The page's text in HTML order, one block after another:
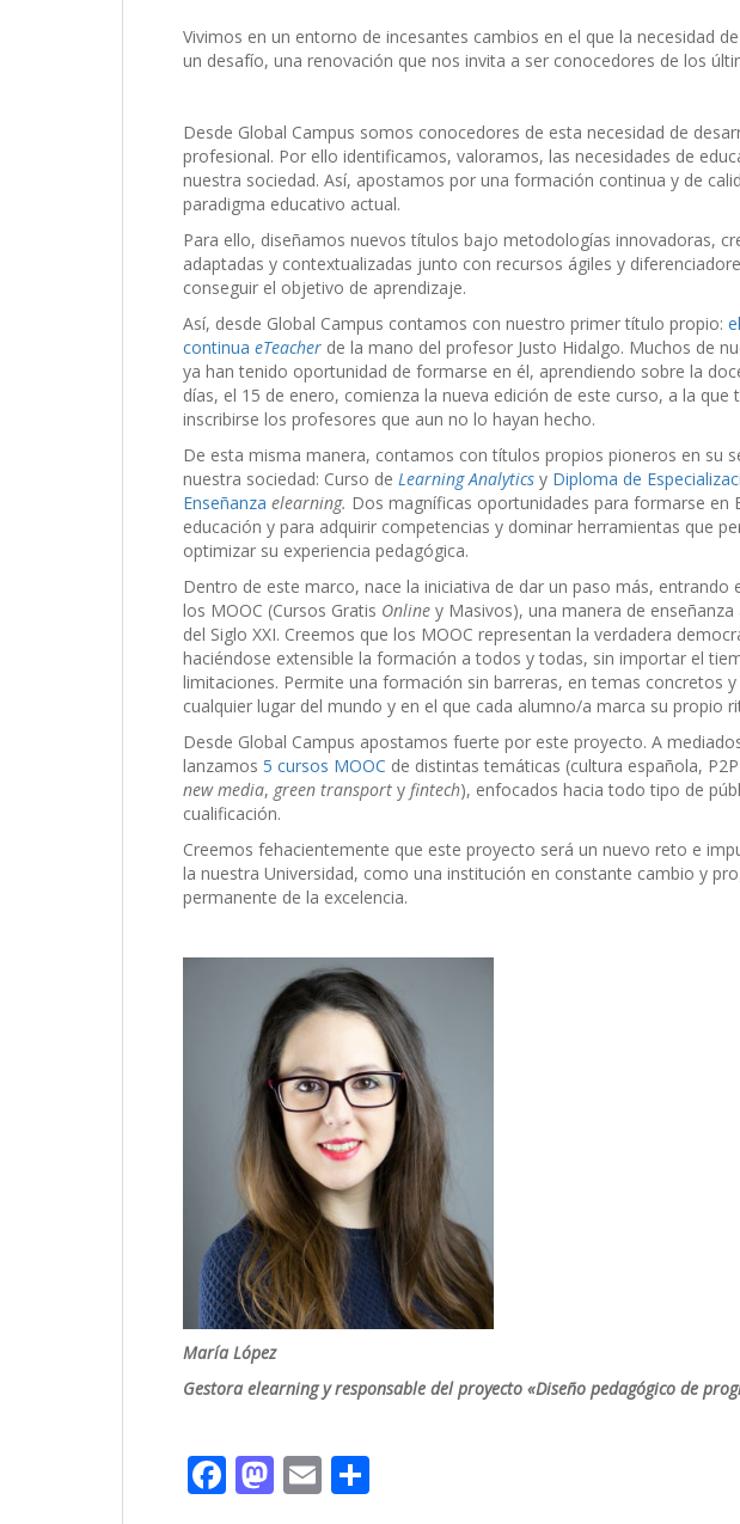
Vivimos en un entorno de incesantes cambios en el que la necesidad
un desafío, una renovación que nos invita a ser conocedores de los
Desde Global Campus somos conocedores de esta necesidad de
profesional. Por ello identificamos, valoramos, las necesidades de
nuestra sociedad. Así, apostamos por una formación continua y de
paradigma educativo actual.
Para ello, diseñamos nuevos títulos bajo metodologías innovadoras,
adaptadas y contextualizadas junto con recursos ágiles y
conseguir el objetivo de aprendizaje.
Así, desde Global Campus contamos con nuestro primer título propio:
continua eTeacher de la mano del profesor Justo Hidalgo. Muchos de
ya han tenido oportunidad de formarse en él, aprendiendo sobre la
días, el 15 de enero, comienza la nueva edición de este curso, a la que
inscribirse los profesores que aun no lo hayan hecho.
De esta misma manera, contamos con títulos propios pioneros en su
nuestra sociedad: Curso de Learning Analytics y Diploma de
Enseñanza elearning. Dos magníficas oportunidades para formarse en
educación y para adquirir competencias y dominar herramientas que
optimizar su experiencia pedagógica.
Dentro de este marco, nace la iniciativa de dar un paso más, entrando
los MOOC (Cursos Gratis Online y Masivos), una manera de
del Siglo XXI. Creemos que los MOOC representan la verdadera
haciéndose extensible la formación a todos y todas, sin importar el
limitaciones. Permite una formación sin barreras, en temas concretos
cualquier lugar del mundo y en el que cada alumno/a marca su propio
Desde Global Campus apostamos fuerte por este proyecto. A
lanzamos 5 cursos MOOC de distintas temáticas (cultura española,
new media, green transport y fintech), enfocados hacia todo tipo de
cualificación.
Creemos fehacientemente que este proyecto será un nuevo reto e
la nuestra Universidad, como una institución en constante cambio y
permanente de la excelencia.
María López
Gestora elearning y responsable del proyecto «Diseño pedagógico de
F M E